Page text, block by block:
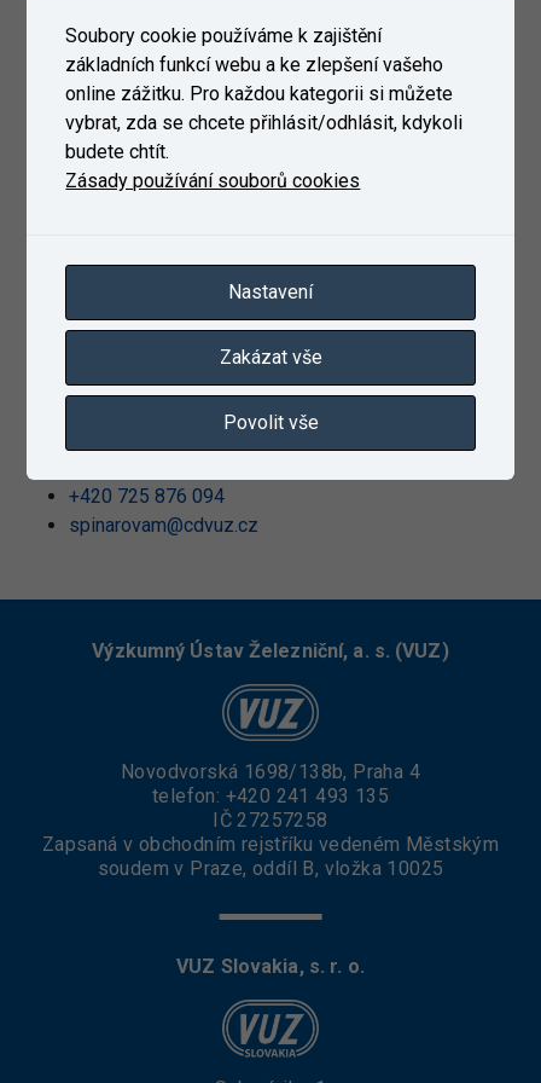
Jitka Janáčíková
+420 606 647 834
janacikovaj@cdvuz.cz
Provozní ředitel zkušebnictví
+420 725 876 094
spinarovam@cdvuz.cz
Výzkumný Ústav Železniční, a. s. (VUZ)
Novodvorská 1698/138b, Praha 4
telefon: +420 241 493 135
IČ 27257258
Zapsaná v obchodním rejstříku vedeném Městským
soudem v Praze, oddíl B, vložka 10025
VUZ Slovakia, s. r. o.
Soubory cookie používáme k zajištění
základních funkcí webu a ke zlepšení vašeho
online zážitku. Pro každou kategorii si můžete
vybrat, zda se chcete přihlásit/odhlásit, kdykoli
budete chtít.
Zásady používání souborů cookies
Nastavení
Zakázat vše
Povolit vše